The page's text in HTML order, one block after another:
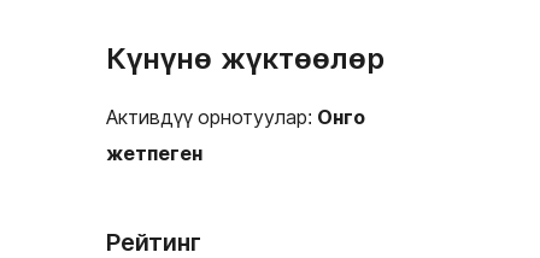
Күнүнө жүктөөлөр
Активдүү орнотуулар: Онго
жетпеген
Рейтинг